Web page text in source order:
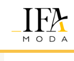
conteúdo